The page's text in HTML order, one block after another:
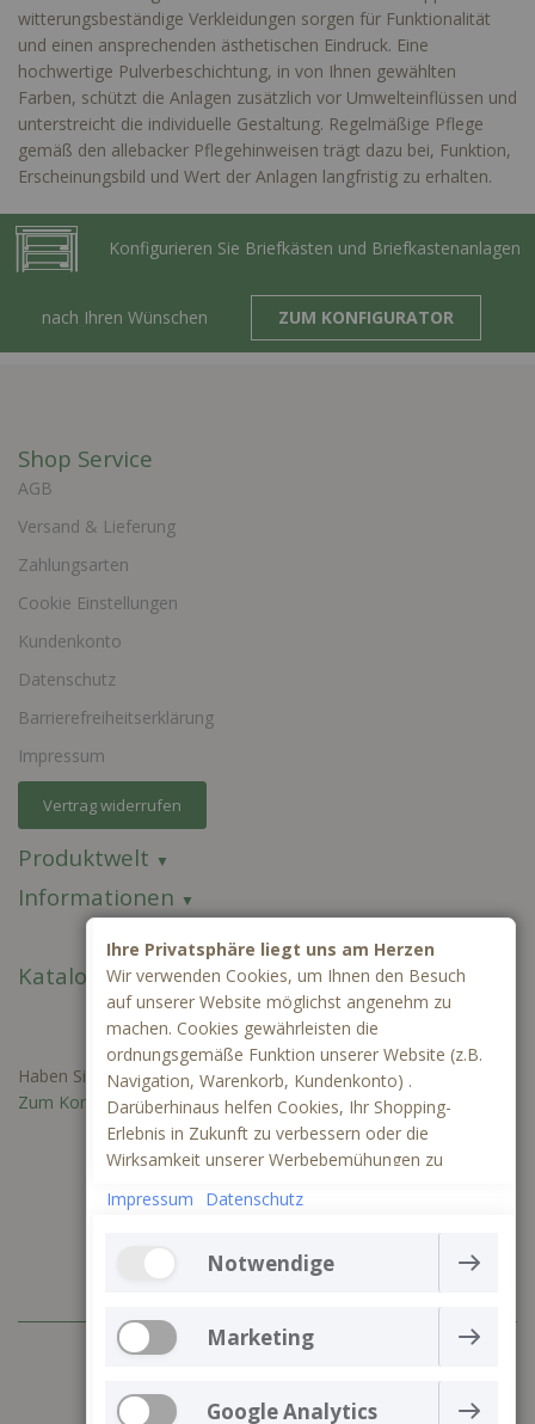
witterungsbeständige Verkleidungen sorgen für Funktionalität
und einen ansprechenden ästhetischen Eindruck. Eine
hochwertige Pulverbeschichtung, in von Ihnen gewählten
Farben, schützt die Anlagen zusätzlich vor Umwelteinflüssen und
unterstreicht die individuelle Gestaltung. Regelmäßige Pflege
gemäß den allebacker Pflegehinweisen trägt dazu bei, Funktion,
Erscheinungsbild und Wert der Anlagen langfristig zu erhalten.
Konfigurieren Sie Briefkästen und Briefkastenanlagen
nach Ihren Wünschen ZUM KONFIGURATOR
Shop Service
AGB
Versand & Lieferung
Zahlungsarten
Cookie Einstellungen
Kundenkonto
Datenschutz
Barrierefreiheitserklärung
Impressum
Vertrag widerrufen
Produktwelt
Informationen
Kataloge
Haben Sie Fragen oder benötigen Sie ein individuelles Angebot?
Zum Kontaktformular
+49 (0) 3641 797 99 83
Ihre Privatsphäre liegt uns am Herzen
Wir verwenden Cookies, um Ihnen den Besuch
auf unserer Website möglichst angenehm zu
machen. Cookies gewährleisten die
ordnungsgemäße Funktion unserer Website (z.B.
Navigation, Warenkorb, Kundenkonto) .
Darüberhinaus helfen Cookies, Ihr Shopping-
Erlebnis in Zukunft zu verbessern oder die
Wirksamkeit unserer Werbebemühungen zu
Cookies und Tracking mittels Google Analytics
besser verstehen, wie unsere Seite genutzt wird.
Impressum Datenschutz
Notwendige
Die Webseite kann ohne notwendige Cookies nicht
richtig funktionieren. Sie gewährleisten einen
technisch einwandfreien Betrieb der Website und
Mehr Informationen
Marketing
Marketing-Cookies werden verwendet, um die
Aktionen der Besucher auf der Website zu verfolgen
Google Analytics